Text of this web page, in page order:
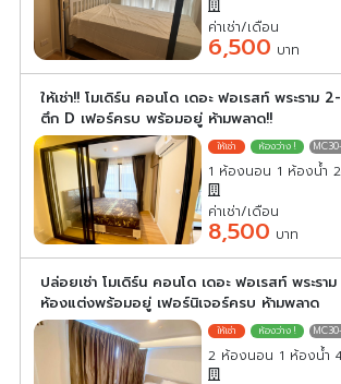
ค่าเช่า/เดือน
6,500 บาท
ให้เช่า!! โมเดิร์น คอนโด เดอะ ฟอเรสท์ พระราม
ตึก D เฟอร์ครบ พร้อมอยู่ ห้ามพลาด!!
1 ห้องนอน 1 ห้องน้ำ
ค่าเช่า/เดือน
8,500 บาท
ปล่อยเช่า โมเดิร์น คอนโด เดอะ ฟอเรสท์ พระรา
ห้องแต่งพร้อมอยู่ เฟอร์นิเจอร์ครบ ห้ามพลาด
2 ห้องนอน 1 ห้องน้ำ